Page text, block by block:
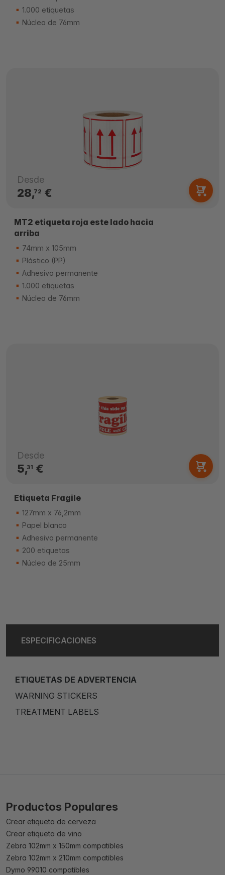
1.000 etiquetas
Núcleo de 76mm
Desde
28,72 €
MT2 etiqueta roja este lado hacia
arriba
74mm x 105mm
Plástico (PP)
Adhesivo permanente
1.000 etiquetas
Núcleo de 76mm
Desde
5,31 €
Etiqueta Fragile
127mm x 76,2mm
Papel blanco
Adhesivo permanente
200 etiquetas
Núcleo de 25mm
ESPECIFICACIONES
ETIQUETAS DE ADVERTENCIA
WARNING STICKERS
TREATMENT LABELS
Productos Populares
Crear etiqueta de cerveza
Crear etiqueta de vino
Zebra 102mm x 150mm compatibles
Zebra 102mm x 210mm compatibles
Dymo 99010 compatibles